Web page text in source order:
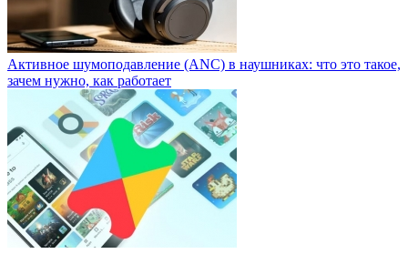
Активное шумоподавление (ANC) в наушниках: что это такое,
зачем нужно, как работает